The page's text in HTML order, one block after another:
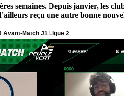
semaines. Depuis janvier, les
reçu une autre bonne